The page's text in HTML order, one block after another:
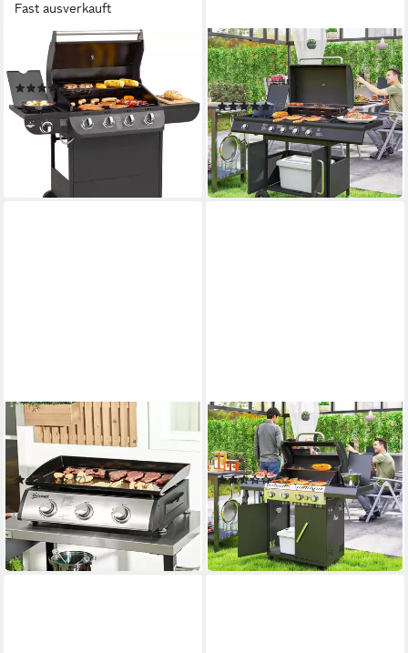
Fast ausverkauft
EL FUEGO
Gasgrill Columbus 4+1
(51)
ab 219,90 € UVP349,00 €
20,08 € mtl. in 12 Raten
in 2-3 Werktagen bei dir
OUTSUNNY
Gasgrill inkl 5 Edelstahl-
Brenner, Rolle, Seitenkocher,
Deckel
(5)
275,99 € UVP535,90 €
13,71 €mtl. in 24 Raten
-48%
in 4-5 Werktagen bei dir
OUTSUNNY
Gasgrill mit Deckel, 3
Brennern, Fettauffangschale,
antihaft-Platte
(7)
134,90 € UVP221,90 €
12,32 €mtl. in 12 Raten
-39%
in 2-3 Werktagen bei dir
OUTSUNNY
Gasgrill inkl 5 Brenner,
Seitenkocher, Rolle
(3)
264,99 € UVP702,90 €
13,16 €
mtl. in 24 Raten
-62%
in 4-5 Werktagen bei dir